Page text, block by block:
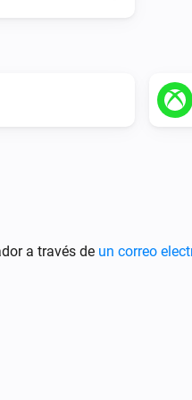
a través de un correo